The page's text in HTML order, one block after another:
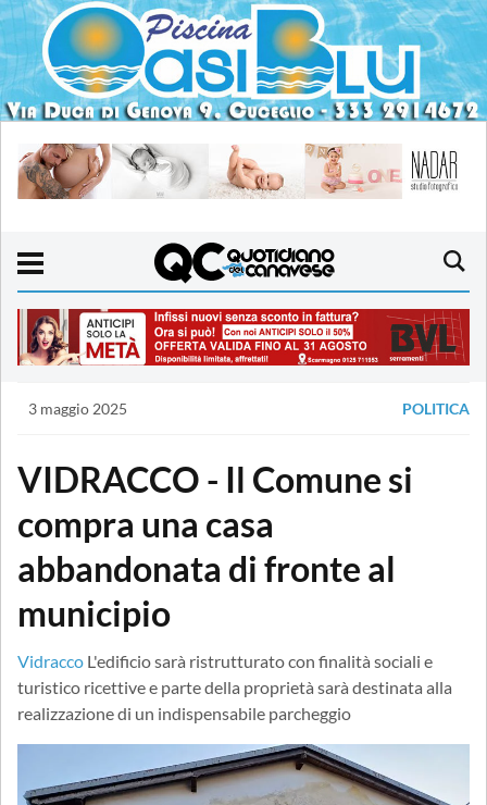
3 maggio 2025 POLITICA
VIDRACCO - Il Comune si
compra una casa
abbandonata di fronte al
municipio
Vidracco L'edificio sarà ristrutturato con finalità sociali e
turistico ricettive e parte della proprietà sarà destinata alla
realizzazione di un indispensabile parcheggio